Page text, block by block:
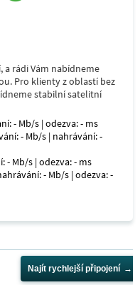
rádi Vám nabídneme
Pro klienty z oblastí bez
stabilní satelitní
- Mb/s | odezva: - ms
- Mb/s | nahrávání: -
- Mb/s | odezva: - ms
- Mb/s | odezva: -
Najít rychlejší připojení